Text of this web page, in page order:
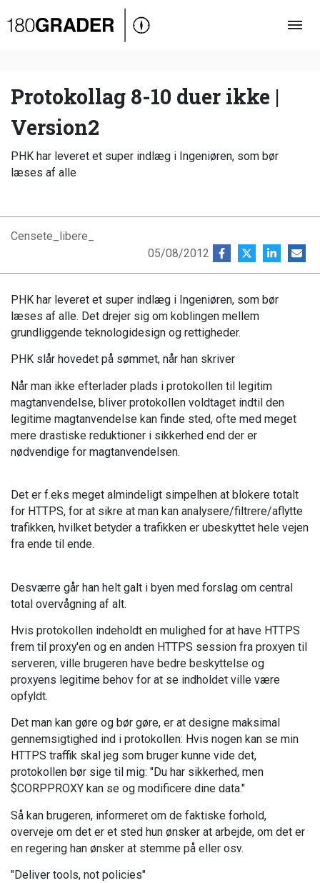
Oversigt
Debat
Video
Podcast
Protokollag 8-10 duer ikke |
Version2
PHK har leveret et super indlæg i Ingeniøren, som bør
læses af alle
Censete_libere_
05/08/2012
PHK har leveret et super indlæg i Ingeniøren, som bør
læses af alle. Det drejer sig om koblingen mellem
grundliggende teknologidesign og rettigheder.
PHK slår hovedet på sømmet, når han skriver
Når man ikke efterlader plads i protokollen til legitim
magtanvendelse, bliver protokollen voldtaget indtil den
legitime magtanvendelse kan finde sted, ofte med meget
mere drastiske reduktioner i sikkerhed end der er
nødvendige for magtanvendelsen.
Det er f.eks meget almindeligt simpelhen at blokere totalt
for HTTPS, for at sikre at man kan analysere/filtrere/aflytte
trafikken, hvilket betyder a trafikken er ubeskyttet hele vejen
fra ende til ende.
Desværre går han helt galt i byen med forslag om central
total overvågning af alt.
Hvis protokollen indeholdt en mulighed for at have HTTPS
frem til proxy'en og en anden HTTPS session fra proxyen til
serveren, ville brugeren have bedre beskyttelse og
proxyens legitime behov for at se indholdet ville være
opfyldt.
Det man kan gøre og bør gøre, er at designe maksimal
gennemsigtighed ind i protokollen: Hvis nogen kan se min
HTTPS traffik skal jeg som bruger kunne vide det,
protokollen bør sige til mig: "Du har sikkerhed, men
$CORPPROXY kan se og modificere dine data."
Så kan brugeren, informeret om de faktiske forhold,
overveje om det er et sted hun ønsker at arbejde, om det er
en regering han ønsker at stemme på eller osv.
"Deliver tools, not policies"